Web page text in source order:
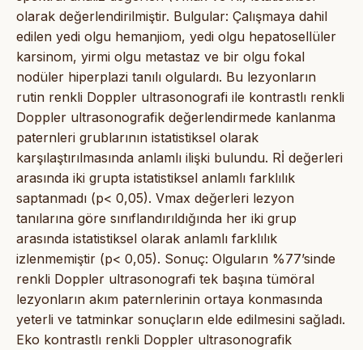
olarak değerlendirilmiştir. Bulgular: Çalışmaya dahil
edilen yedi olgu hemanjiom, yedi olgu hepatosellüler
karsinom, yirmi olgu metastaz ve bir olgu fokal
nodüler hiperplazi tanılı olgulardı. Bu lezyonların
rutin renkli Doppler ultrasonografi ile kontrastlı renkli
Doppler ultrasonografik değerlendirmede kanlanma
paternleri grublarının istatistiksel olarak
karşılaştırılmasında anlamlı ilişki bulundu. Rİ değerleri
arasında iki grupta istatistiksel anlamlı farklılık
saptanmadı (p< 0,05). Vmax değerleri lezyon
tanılarına göre sınıflandırıldığında her iki grup
arasında istatistiksel olarak anlamlı farklılık
izlenmemiştir (p< 0,05). Sonuç: Olguların %77’sinde
renkli Doppler ultrasonografi tek başına tümöral
lezyonların akım paternlerinin ortaya konmasında
yeterli ve tatminkar sonuçların elde edilmesini sağladı.
Eko kontrastlı renkli Doppler ultrasonografik